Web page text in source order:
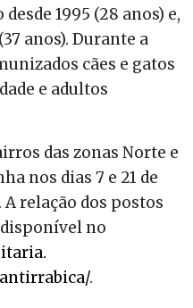
1995 (28 anos) e,
anos). Durante a
cães e gatos
e adultos
das zonas Norte e
nos dias 7 e 21 de
A relação dos postos
disponível no
antirrabica/.